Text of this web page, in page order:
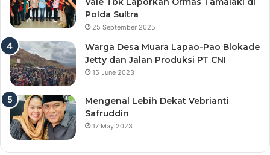
Polda Sultra
25 September 2025
Warga Desa Muara Lapao-Pao Blokade
Jetty dan Jalan Produksi PT CNI
15 June 2023
Mengenal Lebih Dekat Vebrianti
Safruddin
17 May 2023